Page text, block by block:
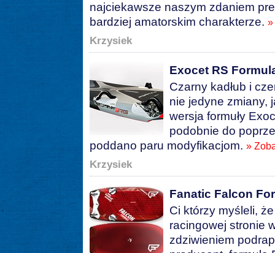
najciekawsze naszym zdaniem
bardziej amatorskim charakterze. »
Krzysiek
Exocet RS
Czarny kadłub i
nie jedyne zmiany,
wersja formuły
podobnie do
poddano paru modyfikacjom. »
Krzysiek
Fanatic Falcon
Ci którzy myśleli,
racingowej stronie
zdziwieniem